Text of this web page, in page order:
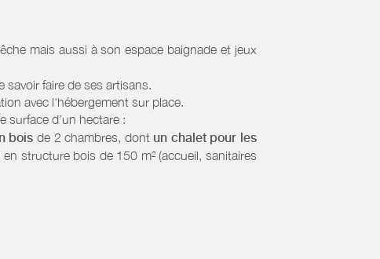
mais aussi à son espace baignade et jeux
faire de ses artisans.
avec l'hébergement sur place.
surface d’un hectare :
bois de 2 chambres, dont un chalet pour les
structure bois de 150 m² (accueil, sanitaires